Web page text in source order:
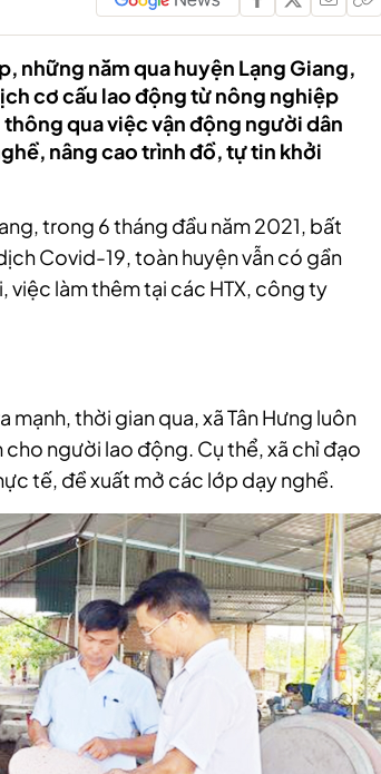
những năm qua huyện Lạng Giang,
cơ cấu lao động từ nông nghiệp
qua việc vận động người dân
nâng cao trình đồ, tự tin khởi
trong 6 tháng đầu năm 2021, bất
Covid-19, toàn huyện vẫn có gần
làm thêm tại các HTX, công ty
thời gian qua, xã Tân Hưng luôn
người lao động. Cụ thể, xã chỉ đạo
tế, đề xuất mở các lớp dạy nghề.